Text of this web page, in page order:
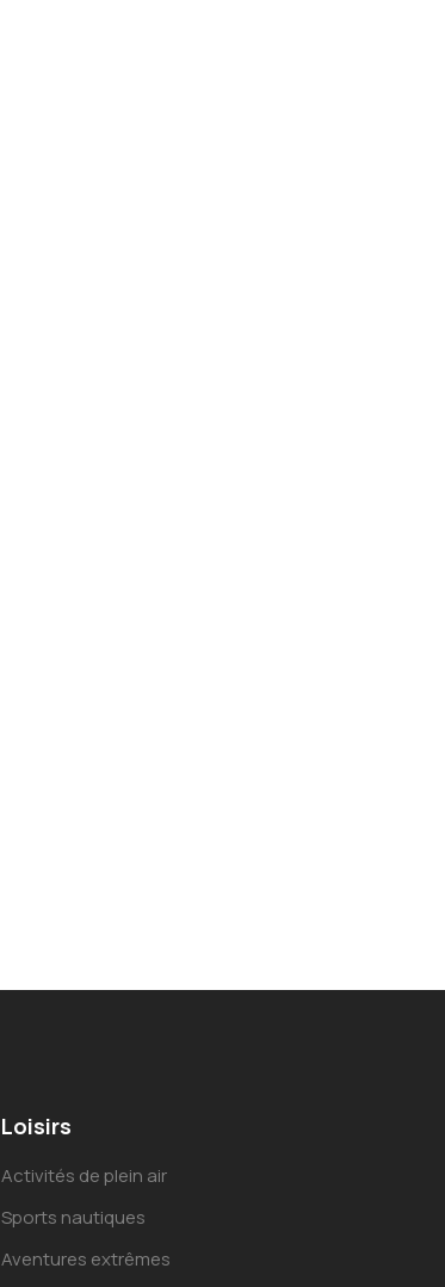
Loisirs
Activités de plein air
Sports nautiques
Aventures extrêmes